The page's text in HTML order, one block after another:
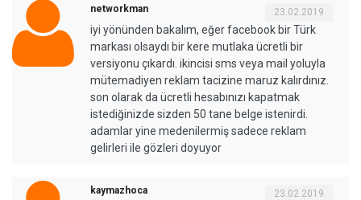
networkman 23.02.2019
iyi yönünden bakalım, eğer facebook bir Türk
markası olsaydı bir kere mutlaka ücretli bir
versiyonu çıkardı. ikincisi sms veya mail yoluyla
mütemadiyen reklam tacizine maruz kalırdınız.
son olarak da ücretli hesabınızı kapatmak
istediğinizde sizden 50 tane belge istenirdi.
adamlar yine medenilermiş sadece reklam
gelirleri ile gözleri doyuyor
kaymazhoca 23.02.2019